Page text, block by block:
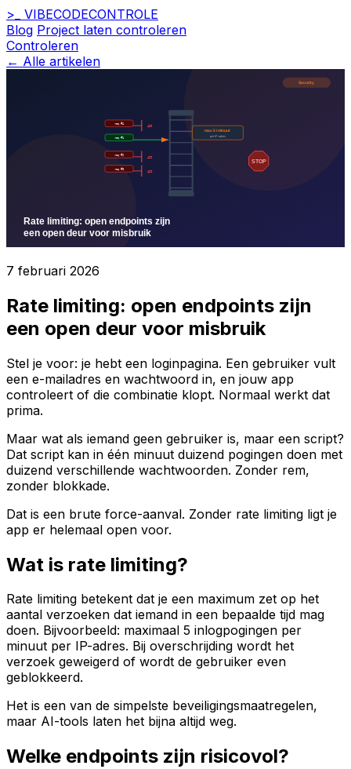
>_ VIBECODECONTROLE
Blog Project laten controleren
Controleren
← Alle artikelen
7 februari 2026
Rate limiting: open endpoints zijn
een open deur voor misbruik
Stel je voor: je hebt een loginpagina. Een gebruiker vult
een e-mailadres en wachtwoord in, en jouw app
controleert of die combinatie klopt. Normaal werkt dat
prima.
Maar wat als iemand geen gebruiker is, maar een script?
Dat script kan in één minuut duizend pogingen doen met
duizend verschillende wachtwoorden. Zonder rem,
zonder blokkade.
Dat is een brute force-aanval. Zonder rate limiting ligt je
app er helemaal open voor.
Wat is rate limiting?
Rate limiting betekent dat je een maximum zet op het
aantal verzoeken dat iemand in een bepaalde tijd mag
doen. Bijvoorbeeld: maximaal 5 inlogpogingen per
minuut per IP-adres. Bij overschrijding wordt het
verzoek geweigerd of wordt de gebruiker even
geblokkeerd.
Het is een van de simpelste beveiligingsmaatregelen,
maar AI-tools laten het bijna altijd weg.
Welke endpoints zijn risicovol?